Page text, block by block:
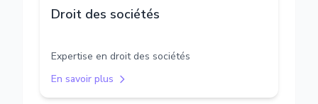
Droit des sociétés
Expertise en droit des sociétés
En savoir plus